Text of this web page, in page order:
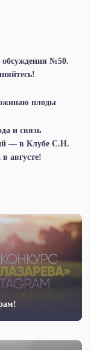
обсуждения №50.
плоды
и связь
— в Клубе С.Н.
августе!